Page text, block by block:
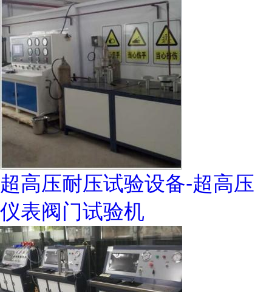
超高压耐压试验设备-超高压
仪表阀门试验机